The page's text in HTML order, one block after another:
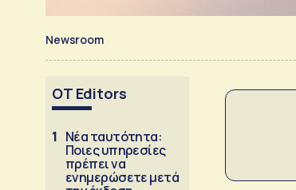
Newsroom
OT Editors
1 Νέα ταυτότητα:
Ποιες υπηρεσίες
πρέπει να
ενημερώσετε μετά